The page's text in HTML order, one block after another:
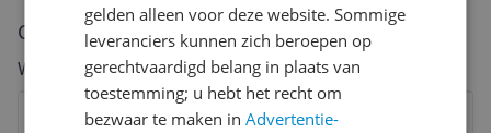
Cijfer
Welk cijfer geef jij dit product?
7
6
5
4
3
2
gelden alleen voor deze website. Sommige
leveranciers kunnen zich beroepen op
gerechtvaardigd belang in plaats van
toestemming; u hebt het recht om
bezwaar te maken inAdvertentie-